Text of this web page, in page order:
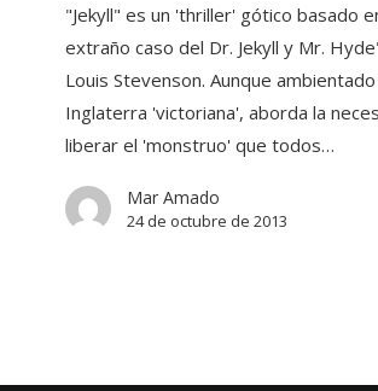
"Jekyll" es un 'thriller' gótico basado
extraño caso del Dr. Jekyll y Mr.
Louis Stevenson. Aunque
Inglaterra 'victoriana', aborda la
liberar el 'monstruo' que todos…
Mar Amado
24 de octubre de 2013